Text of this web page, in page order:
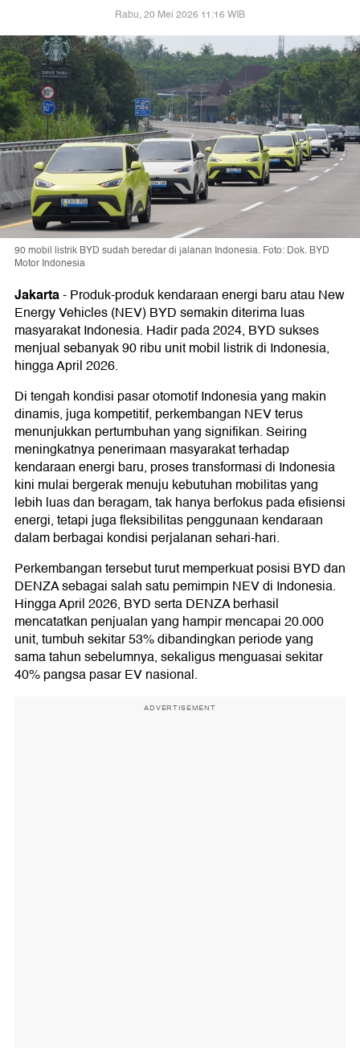
Rabu, 20 Mei 2026 11:16 WIB
90 mobil listrik BYD sudah beredar di jalanan Indonesia. Foto: Dok. BYD
Motor Indonesia
Jakarta-Produk-produk kendaraan energi baru atau New
Energy Vehicles (NEV) BYD semakin diterima luas
masyarakat Indonesia. Hadir pada 2024, BYD sukses
menjual sebanyak 90 ribu unit mobil listrik di Indonesia,
hingga April 2026.
Di tengah kondisi pasar otomotif Indonesia yang makin
dinamis, juga kompetitif, perkembangan NEV terus
menunjukkan pertumbuhan yang signifikan. Seiring
meningkatnya penerimaan masyarakat terhadap
kendaraan energi baru, proses transformasi di Indonesia
kini mulai bergerak menuju kebutuhan mobilitas yang
lebih luas dan beragam, tak hanya berfokus pada efisiensi
energi, tetapi juga fleksibilitas penggunaan kendaraan
dalam berbagai kondisi perjalanan sehari-hari.
Perkembangan tersebut turut memperkuat posisi BYD dan
DENZA sebagai salah satu pemimpin NEV di Indonesia.
Hingga April 2026, BYD serta DENZA berhasil
mencatatkan penjualan yang hampir mencapai 20.000
unit, tumbuh sekitar 53% dibandingkan periode yang
sama tahun sebelumnya, sekaligus menguasai sekitar
40% pangsa pasar EV nasional.
ADVERTISEMENT